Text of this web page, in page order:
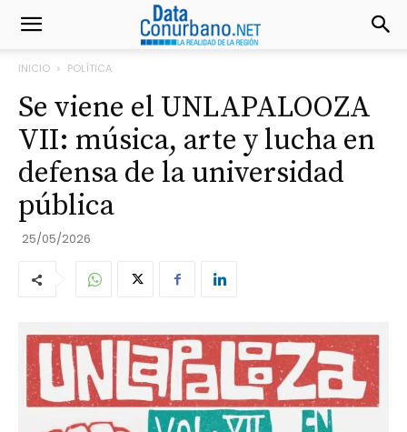
INICIO POLÍTICA
Se viene el UNLAPALOOZA
VII: música, arte y lucha en
defensa de la universidad
pública
25/05/2026